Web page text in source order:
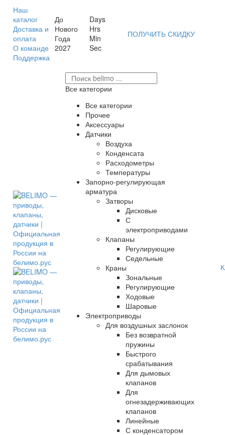
Наш
каталог
Доставка и
оплата
О команде
Поддержка
До
Нового
Года
2027
Days
Hrs
Min
Sec
ПОЛУЧИТЬ СКИДКУ
Все категории
Все категории
Прочее
Аксессуары
Датчики
Воздуха
Конденсата
Расходометры
Температуры
Запорно-регулирующая
арматура
Затворы
Дисковые
С
электроприводами
Клапаны
Регулирующие
Седельные
Краны
Зональные
Регулирующие
Ходовые
Шаровые
Электроприводы
Для воздушных заслонок
Без возвратной
пружины
Быстрого
срабатывания
Для дымовых
клапанов
Для
огнезадерживающих
клапанов
Линейные
С конденсатором